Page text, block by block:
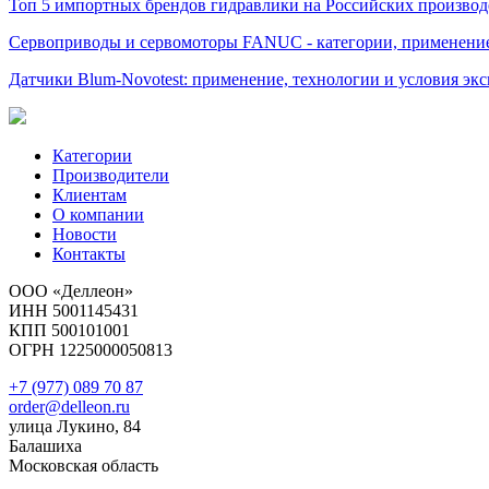
Топ 5 импортных брендов гидравлики на Российских
Сервоприводы и сервомоторы FANUC - категории,
Датчики Blum-Novotest: применение, технологии и условия
Категории
Производители
Клиентам
О компании
Новости
Контакты
ООО «Деллеон»
ИНН 5001145431
КПП 500101001
ОГРН 1225000050813
+7 (977) 089 70 87
order@delleon.ru
улица Лукино, 84
Балашиха
Московская область